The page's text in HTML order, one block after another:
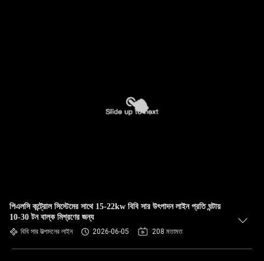
পিএলসি কন্ট্রোল সিস্টেমের সাথে 15-22kw বিবি সার উৎপাদন লাইন প্রতি ঘন্টায়
10-30 টন বাল্ক মিশ্রণের জন্য
বিবি সার উত্পাদনের লাইন 2026-06-05 208 মতামত